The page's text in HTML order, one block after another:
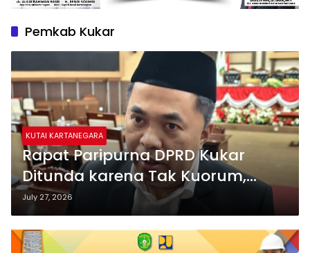
Pemkab Kukar
KUTAI KARTANEGARA
Rapat Paripurna DPRD Kukar
Ditunda karena Tak Kuorum,
Persetujuan
Pertanggungjawaban APBD 2025
Dijadwalkan Ulang
July 27, 2026